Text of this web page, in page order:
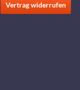
Vertrag widerrufen